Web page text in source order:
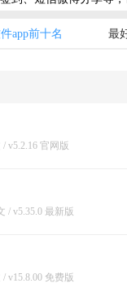
app前十名 最
v5.2.16 官网版
/ v5.35.0 最新版
v15.8.00 免费版